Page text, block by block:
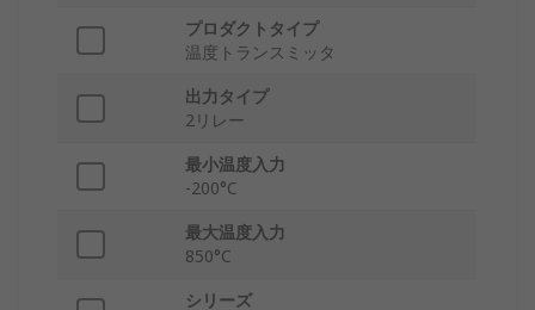
プロダクトタイプ
温度トランスミッタ
出力タイプ
2リレー
最小温度入力
-200°C
最大温度入力
850°C
シリーズ